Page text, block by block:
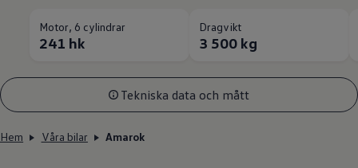
Motor, 6 cylindrar
241 hk
Dragvikt
3 500 kg
Tekniska data och mått
Hem Våra bilar Amarok